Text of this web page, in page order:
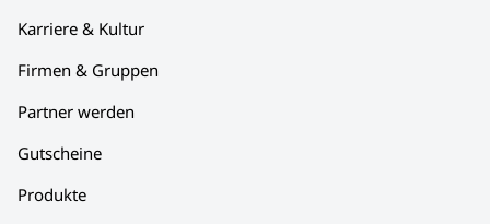
Karriere & Kultur
Firmen & Gruppen
Partner werden
Gutscheine
Produkte